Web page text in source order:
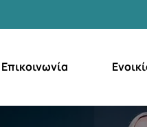
Επικοινωνία